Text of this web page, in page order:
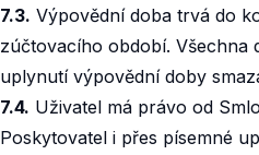
7.3. Výpovědní doba trvá do
zúčtovacího období. Všechna
uplynutí výpovědní doby
7.4. Uživatel má právo od
Poskytovatel i přes písemné